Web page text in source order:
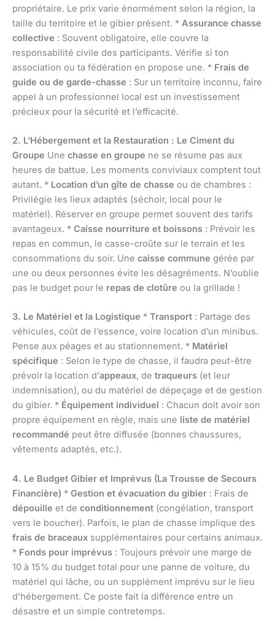
propriétaire. Le prix varie énormément selon la région, la
taille du territoire et le gibier présent. * Assurance chasse
collective : Souvent obligatoire, elle couvre la
responsabilité civile des participants. Vérifie si ton
association ou ta fédération en propose une. * Frais de
guide ou de garde-chasse : Sur un territoire inconnu, faire
appel à un professionnel local est un investissement
précieux pour la sécurité et l’efficacité.
2. L’Hébergement et la Restauration : Le Ciment du
Groupe Une chasse en groupe ne se résume pas aux
heures de battue. Les moments conviviaux comptent tout
autant. * Location d’un gîte de chasse ou de chambres :
Privilégie les lieux adaptés (séchoir, local pour le
matériel). Réserver en groupe permet souvent des tarifs
avantageux. * Caisse nourriture et boissons : Prévoir les
repas en commun, le casse-croûte sur le terrain et les
consommations du soir. Une caisse commune gérée par
une ou deux personnes évite les désagréments. N’oublie
pas le budget pour le repas de clotûre ou la grillade !
3. Le Matériel et la Logistique * Transport : Partage des
véhicules, coût de l’essence, voire location d’un minibus.
Pense aux péages et au stationnement. * Matériel
spécifique : Selon le type de chasse, il faudra peut-être
prévoir la location d’appeaux, de traqueurs (et leur
indemnisation), ou du matériel de dépeçage et de gestion
du gibier. * Équipement individuel : Chacun doit avoir son
propre équipement en règle, mais une liste de matériel
recommandé peut être diffusée (bonnes chaussures,
vêtements adaptés, etc.).
4. Le Budget Gibier et Imprévus (La Trousse de Secours
Financière) * Gestion et évacuation du gibier : Frais de
dépouille et de conditionnement (congélation, transport
vers le boucher). Parfois, le plan de chasse implique des
frais de braceaux supplémentaires pour certains animaux.
* Fonds pour imprévus : Toujours prévoir une marge de
10 à 15% du budget total pour une panne de voiture, du
matériel qui lâche, ou un supplément imprévu sur le lieu
d’hébergement. Ce poste fait la différence entre un
désastre et un simple contretemps.